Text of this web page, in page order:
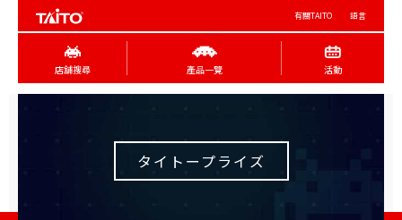
有關TAITO 語言
店舖搜尋 產品一覽 活動
タイトープライズ